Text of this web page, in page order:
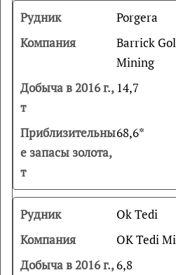
Porgera
Barrick
Mining
14,7
68,6*
Ok Tedi
OK Tedi
6,8